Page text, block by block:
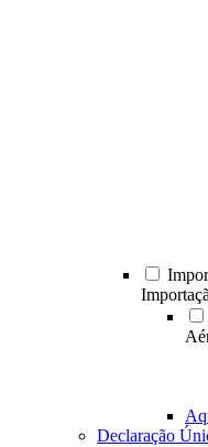
Declaração